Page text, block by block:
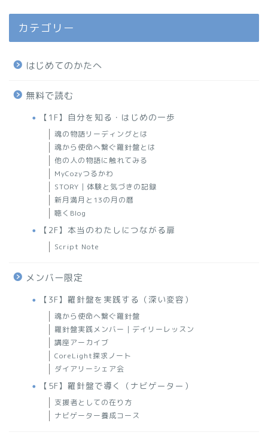
カテゴリー
はじめてのかたへ
無料で読む
【1F】自分を知る・はじめの一歩
魂の物語リーディングとは
魂から使命へ繋ぐ羅針盤とは
他の人の物語に触れてみる
MyCozyつるかわ
STORY｜体験と気づきの記録
新月満月と13の月の暦
聴くBlog
【2F】本当のわたしにつながる扉
Script Note
メンバー限定
【3F】羅針盤を実践する（深い変容）
魂から使命へ繋ぐ羅針盤
羅針盤実践メンバー｜デイリーレッスン
講座アーカイブ
CoreLight探求ノート
ダイアリーシェア会
【5F】羅針盤で導く（ナビゲーター）
支援者としての在り方
ナビゲーター養成コース